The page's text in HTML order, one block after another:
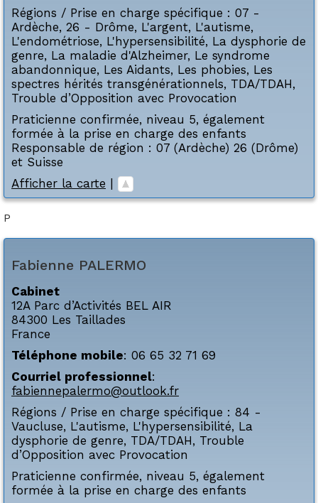
Régions / Prise en charge spécifique : 07 -
Ardèche, 26 - Drôme, L'argent, L'autisme,
L'endométriose, L'hypersensibilité, La dysphorie de
genre, La maladie d'Alzheimer, Le syndrome
abandonnique, Les Aidants, Les phobies, Les
spectres hérités transgénérationnels, TDA/TDAH,
Trouble d’Opposition avec Provocation
Praticienne confirmée, niveau 5, également
formée à la prise en charge des enfants
Responsable de région : 07 (Ardèche) 26 (Drôme)
et Suisse
Afficher la carte
P
Fabienne PALERMO
Cabinet
12A Parc d’Activités BEL AIR
84300 Les Taillades
France
Téléphone mobile: 06 65 32 71 69
Courriel professionnel:
fabiennepalermo@outlook.fr
Régions / Prise en charge spécifique : 84 -
Vaucluse, L'autisme, L'hypersensibilité, La
dysphorie de genre, TDA/TDAH, Trouble
d’Opposition avec Provocation
Praticienne confirmée, niveau 5, également
formée à la prise en charge des enfants